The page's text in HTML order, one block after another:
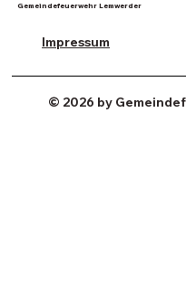
Gemeindefeuerwehr Lemwerder
Impressum
© 2026 by